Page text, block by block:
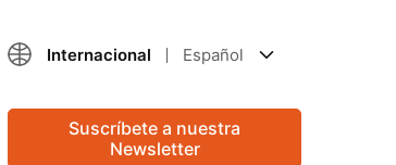
Internacional Español
Suscríbete a nuestra
Newsletter